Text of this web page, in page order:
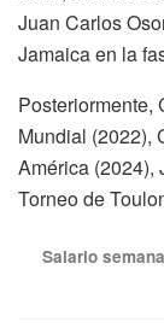
Juan Carlos
Jamaica en la
Posteriormente,
Mundial (2022),
América (2024),
Torneo de
Salario